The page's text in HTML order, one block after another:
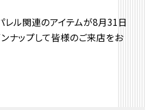
レル関連のアイテムが8月31日
ナップして皆様のご来店をお